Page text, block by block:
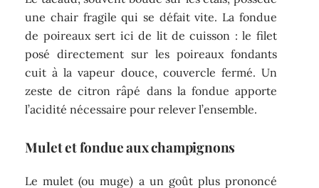
une chair fragile qui se défait vite. La fondue
de poireaux sert ici de lit de cuisson : le filet
posé directement sur les poireaux fondants
cuit à la vapeur douce, couvercle fermé. Un
zeste de citron râpé dans la fondue apporte
l’acidité nécessaire pour relever l’ensemble.
Mulet et fondue aux champignons
Le mulet (ou muge) a un goût plus prononcé